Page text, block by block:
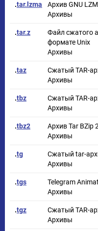
.tar.lzma
Архив GNU
Архивы
.tar.z
Файл сжатого
формате Unix
Архивы
.taz
Сжатый TAR-
Архивы
.tbz
Сжатый TAR-
Архивы
.tbz2
Архив Tar BZip 2
Архивы
.tg
Сжатый tar-
Архивы
.tgs
Telegram
Архивы
.tgz
Сжатый TAR-
Архивы